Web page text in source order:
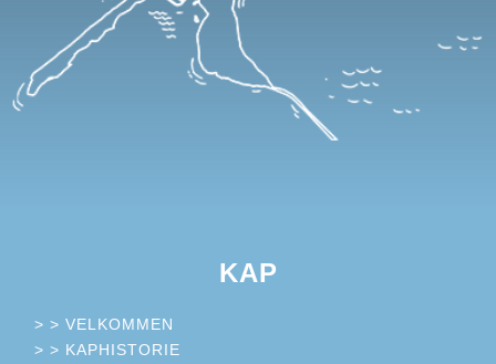
KAP
> > VELKOMMEN
> > KAPHISTORIE